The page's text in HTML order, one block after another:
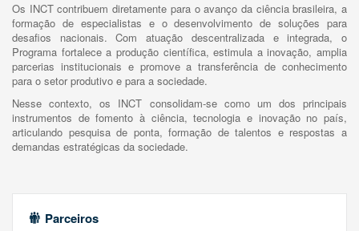
Os INCT contribuem diretamente para o avanço da ciência brasileira, a
formação de especialistas e o desenvolvimento de soluções para
desafios nacionais. Com atuação descentralizada e integrada, o
Programa fortalece a produção científica, estimula a inovação, amplia
parcerias institucionais e promove a transferência de conhecimento
para o setor produtivo e para a sociedade.
Nesse contexto, os INCT consolidam-se como um dos principais
instrumentos de fomento à ciência, tecnologia e inovação no país,
articulando pesquisa de ponta, formação de talentos e respostas a
demandas estratégicas da sociedade.
Parceiros